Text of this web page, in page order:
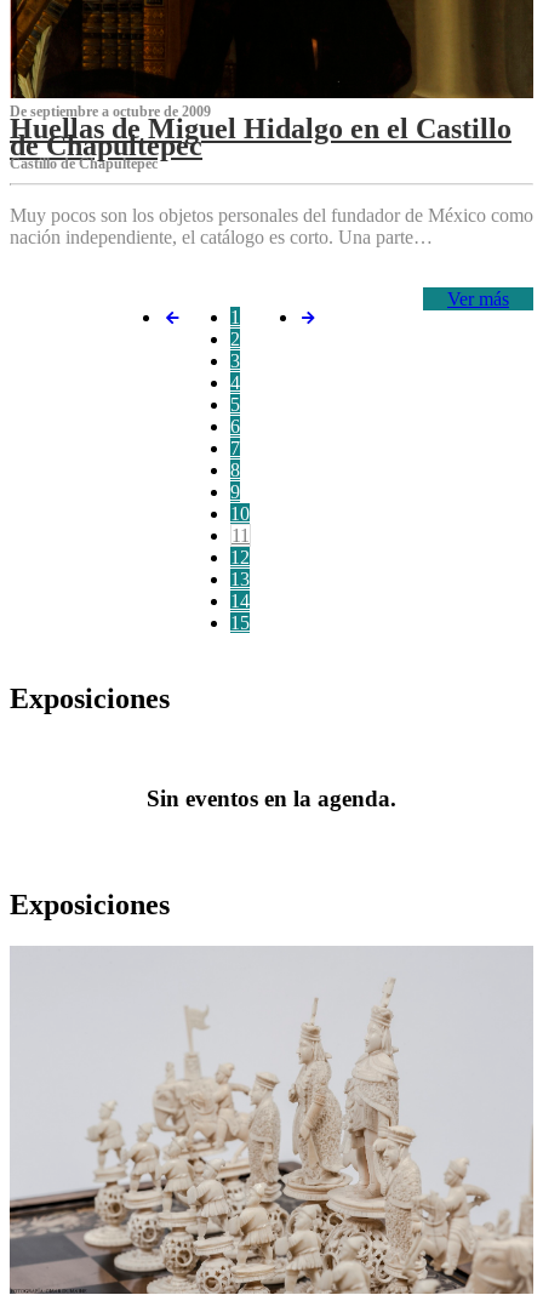
De septiembre a octubre de 2009
Huellas de Miguel Hidalgo en el Castillo
de Chapultepec
Castillo de Chapultepec
Muy pocos son los objetos personales del fundador de México como
nación independiente, el catálogo es corto. Una parte…
Ver más
1
2
3
4
5
6
7
8
9
10
11
12
13
14
15
Exposiciones
Sin eventos en la agenda.
Exposiciones